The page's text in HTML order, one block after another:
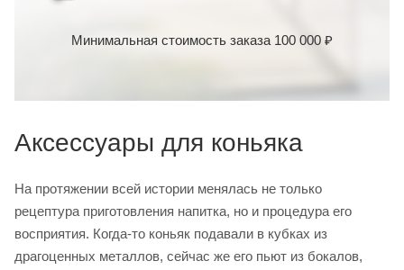
Минимальная стоимость заказа 100 000 ₽
Аксессуары для коньяка
На протяжении всей истории менялась не только
рецептура приготовления напитка, но и процедура его
восприятия. Когда-то коньяк подавали в кубках из
драгоценных металлов, сейчас же его пьют из бокалов,